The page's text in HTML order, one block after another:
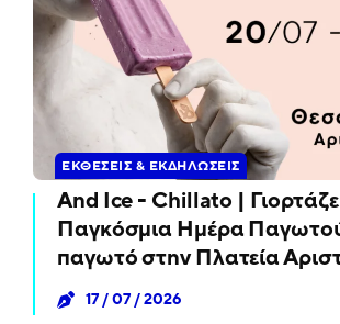
ΕΚΘΈΣΕΙΣ & ΕΚΔΗΛΏΣΕΙΣ
And Ice - Chillato |
Παγκόσμια Ημέρα
παγωτό στην Πλατεία
17 / 07 / 2026